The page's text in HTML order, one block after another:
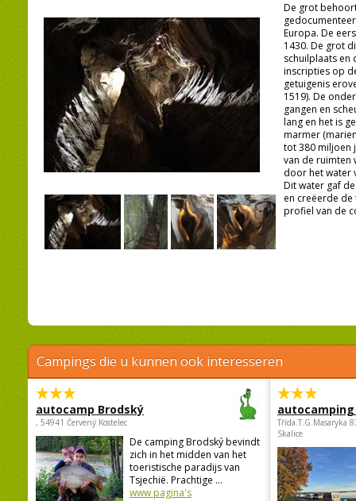
De grot
Europa. De
1430. De grot
schuilplaats en
inscripties op
getuigenis
1519). De
gangen en
lang en het is
marmer
tot 380 miljoen
van de ruimten
door het water
Dit water gaf
en creëerde
profiel van de
Campings die u kunnen ook interesseren
autocamp Brodský
, 54941 Červený Kostelec
De camping Brodský bevindt
zich in het midden van het
toeristische paradijs van
Tsjechië. Prachtige ...
www pagina's
autocamping
Třída.T.G.Masaryka
Skalice